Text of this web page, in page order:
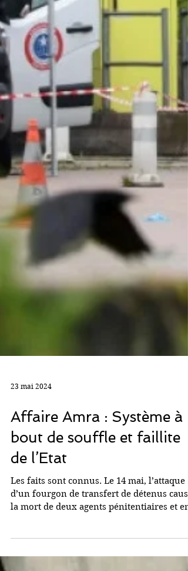
23 mai 2024
Affaire Amra : Système à
bout de souffle et faillite
de l’Etat
Les faits sont connus. Le 14 mai, l’attaque